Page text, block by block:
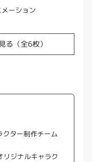
ーション
る（全6枚）
クター制作チーム
ジナルキャラク